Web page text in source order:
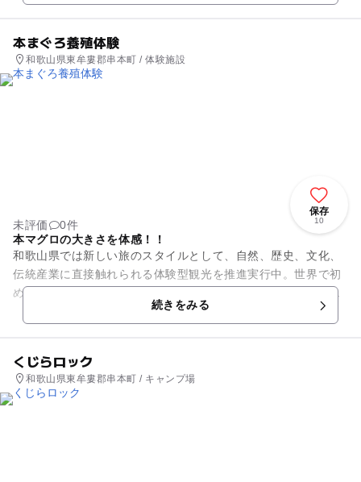
本まぐろ養殖体験
和歌山県東牟婁郡串本町 / 体験施設
保存
10
未評価
0件
本マグロの大きさを体感！！
和歌山県では新しい旅のスタイルとして、自然、歴史、文化、
伝統産業に直接触れられる体験型観光を推進実行中。世界で初
めて本マグロの完全養殖に成功した串本町大島では、餌やりを
体験することができます。 ...続きをみる
くじらロック
和歌山県東牟婁郡串本町 / キャンプ場